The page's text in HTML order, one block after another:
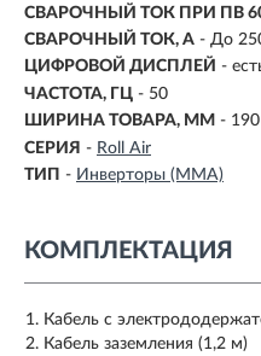
СВАРОЧНЫЙ ТОК ПРИ ПВ
СВАРОЧНЫЙ ТОК, А - До
ЦИФРОВОЙ ДИСПЛЕЙ -
ЧАСТОТА, ГЦ - 50
ШИРИНА ТОВАРА, ММ - 190
СЕРИЯ - Roll Air
ТИП - Инверторы (MMA)
КОМПЛЕКТАЦИЯ
Кабель с
Кабель заземления (1,2 м)